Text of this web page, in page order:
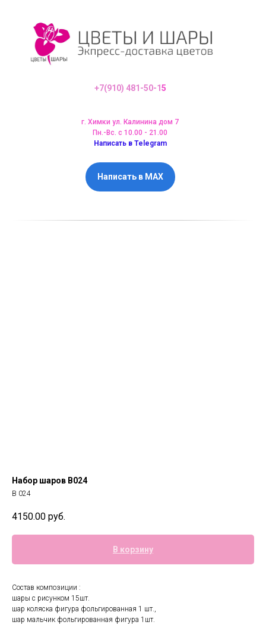
+7(910) 481-50-15
г. Химки ул. Калинина дом 7
Пн.-Вс. с 10.00 - 21.00
Написать в Telegram
Написать в MAX
Набор шаров В024
В 024
4150.00 руб.
В корзину
Состав композиции :
шары с рисунком 15шт.
шар коляска фигура фольгированная 1 шт.,
шар мальчик фольгированная фигура 1шт.